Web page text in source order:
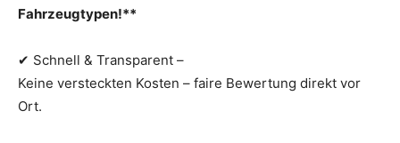
Fahrzeugtypen!**
✔ Schnell & Transparent –
Keine versteckten Kosten – faire Bewertung direkt vor
Ort.